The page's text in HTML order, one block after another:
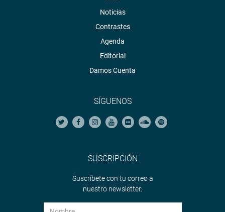
Noticias
Contrastes
Agenda
Editorial
Damos Cuenta
SÍGUENOS
SUSCRIPCIÓN
Suscríbete con tu correo a
nuestro newsletter.